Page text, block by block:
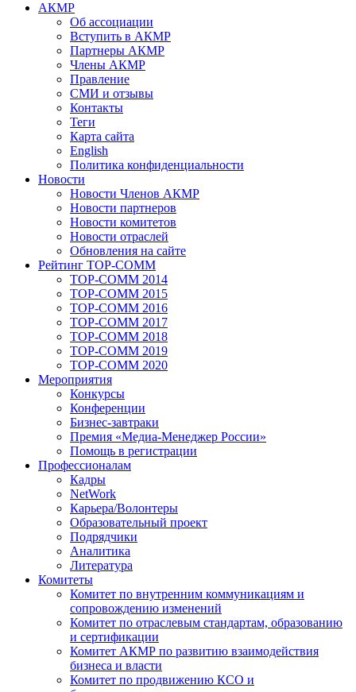
АКМР
Об ассоциации
Вступить в АКМР
Партнеры АКМР
Члены АКМР
Правление
СМИ и отзывы
Контакты
Теги
Карта сайта
English
Политика конфиденциальности
Новости
Новости Членов АКМР
Новости партнеров
Новости комитетов
Новости отраслей
Обновления на сайте
Рейтинг TOP-COMM
TOP-COMM 2014
TOP-COMM 2015
TOP-COMM 2016
TOP-COMM 2017
TOP-COMM 2018
TOP-COMM 2019
TOP-COMM 2020
Мероприятия
Конкурсы
Конференции
Бизнес-завтраки
Премия «Медиа-Менеджер России»
Помощь в регистрации
Профессионалам
Кадры
NetWork
Карьера/Волонтеры
Образовательный проект
Подрядчики
Аналитика
Литература
Комитеты
Комитет по внутренним коммуникациям и
сопровождению изменений
Комитет по отраслевым стандартам, образованию
и сертификации
Комитет АКМР по развитию взаимодействия
бизнеса и власти
Комитет по продвижению КСО и